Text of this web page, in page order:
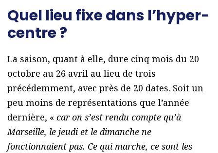
Quel lieu fixe dans l’hyper-
centre ?
La saison, quant à elle, dure cinq mois du 20
octobre au 26 avril au lieu de trois
précédemment, avec près de 20 dates. Soit un
peu moins de représentations que l’année
dernière, « car on s’est rendu compte qu’à
Marseille, le jeudi et le dimanche ne
fonctionnaient pas. Ce qui marche, ce sont les